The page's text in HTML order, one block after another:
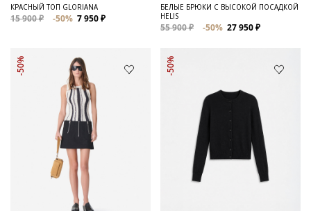
КРАСНЫЙ ТОП GLORIANA
15 900 ₽ -50% 7 950 ₽
БЕЛЫЕ БРЮКИ С ВЫСОКОЙ ПОСАДКОЙ
HELIS
55 900 ₽ -50% 27 950 ₽
-50% -50%